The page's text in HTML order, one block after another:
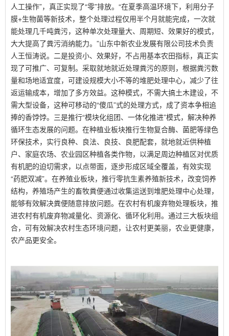
人工操作”，真正实现了“零”排放。“在夏季高温环境下，利用分子
膜+生物菌等新技术，整个处理过程仅用半个月就能完成，一次就
能处理几千吨粪污，这种单次处理量大、周期短、效果好的模式，
大大提高了粪污消纳能力。”山东中新农业发展有限公司技术负责
人王恒涛说。二是投资小、效果好，不占用基本农田指标，真正实
现了可推广、可复制。采取就地就近处理粪污的原则，根据粪污数
量和场地适宜度，可建设规模大小不等的堆肥处理中心，减少了往
返运输成本，增加了多方效益。这种模式，不需大搞土木建设，不
需大型设备，这种可移动的“傻瓜”式的处理方式，成了资本争相追
捧的香饽饽。三是推行“模块化组团、一体化推进”模式，解决种养
循环生态发展的问题。在种植业板块推行生物复合酶、菌肥等绿色
环保技术，实行良种、良法、良技、良肥配套，就地就近供种植
户、家庭农场、农业园区种植各类作物，以满足周边种植区对优质
有机肥的迫切需求，以点带面，逐步形成区域全覆盖，有效实现
“药肥双减”。在养殖业板块，推行零抗生素养殖新技术，改变饲养
结构，养殖场产生的畜牧粪便通过收集运送到堆肥处理中心处理，
能够有效解决粪便随意排放问题。在农村有机废弃物处理板块，推
进农村有机废弃物减量化、资源化、循环化利用。通过三大板块组
合，可有效解决农村生态环境问题，让农村更美丽，农业更健康，
农产品更安全。